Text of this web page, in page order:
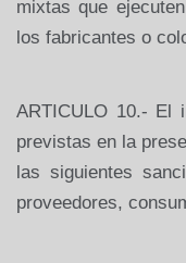
mixtas que
los fabricantes o
ARTICULO 10.- El
previstas en la
las siguientes
proveedores,